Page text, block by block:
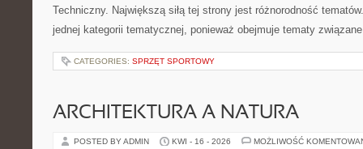
Techniczny. Największą siłą tej strony jest różnorodność
jednej kategorii tematycznej, ponieważ obejmuje tematy
CATEGORIES: SPRZĘT SPORTOWY
ARCHITEKTURA A NATURA
POSTED BY ADMIN KWI - 16 - 2026 MOŻLIWOŚĆ